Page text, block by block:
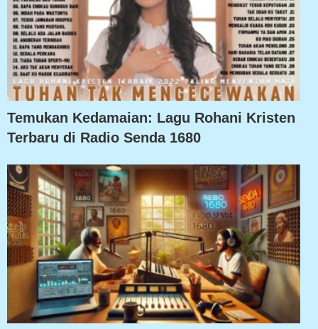
Temukan Kedamaian: Lagu Rohani Kristen
Terbaru di Radio Senda 1680